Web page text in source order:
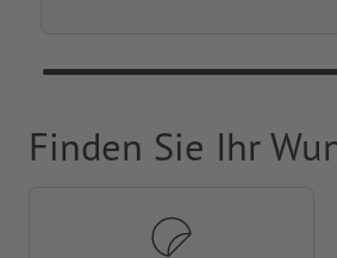
Finden Sie Ihr